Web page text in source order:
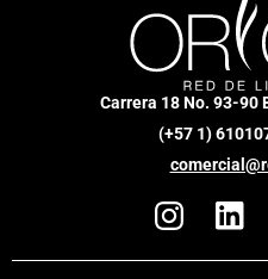
Carrera 18 No. 93-90
(+57 1)